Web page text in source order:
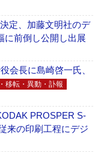
定、加藤文明社のデ
前倒し公開し出展
会長に島崎啓一氏、
移転・異動・訃報
PROSPER S-
来の印刷工程にデジ